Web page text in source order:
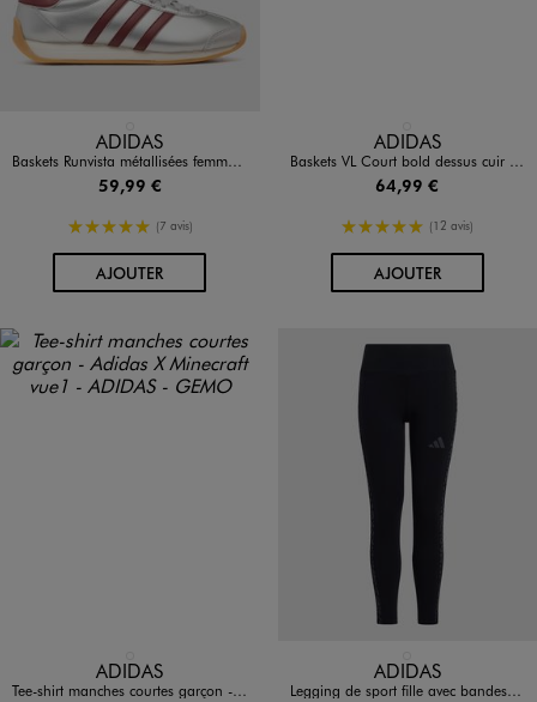
Disponible en 1 coloris
ADIDAS
Baskets Runvista métallisées femme - Adidas
59,99 €
5/5 de moyenne
(7 avis)
AJOUTERAU PANIER
Disponible en 1 coloris
ADIDAS
Baskets VL Court bold dessus cuir femme - Adidas
64,99 €
5/5 de moyenne
(12 avis)
AJOUTERAU PANIER
Disponible en 1 coloris
ADIDAS
Tee-shirt manches courtes garçon - Adidas X Minecraft
Disponible en 1 coloris
ADIDAS
Legging de sport fille avec bandes léopard - Adidas